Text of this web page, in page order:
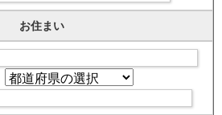
お住まい